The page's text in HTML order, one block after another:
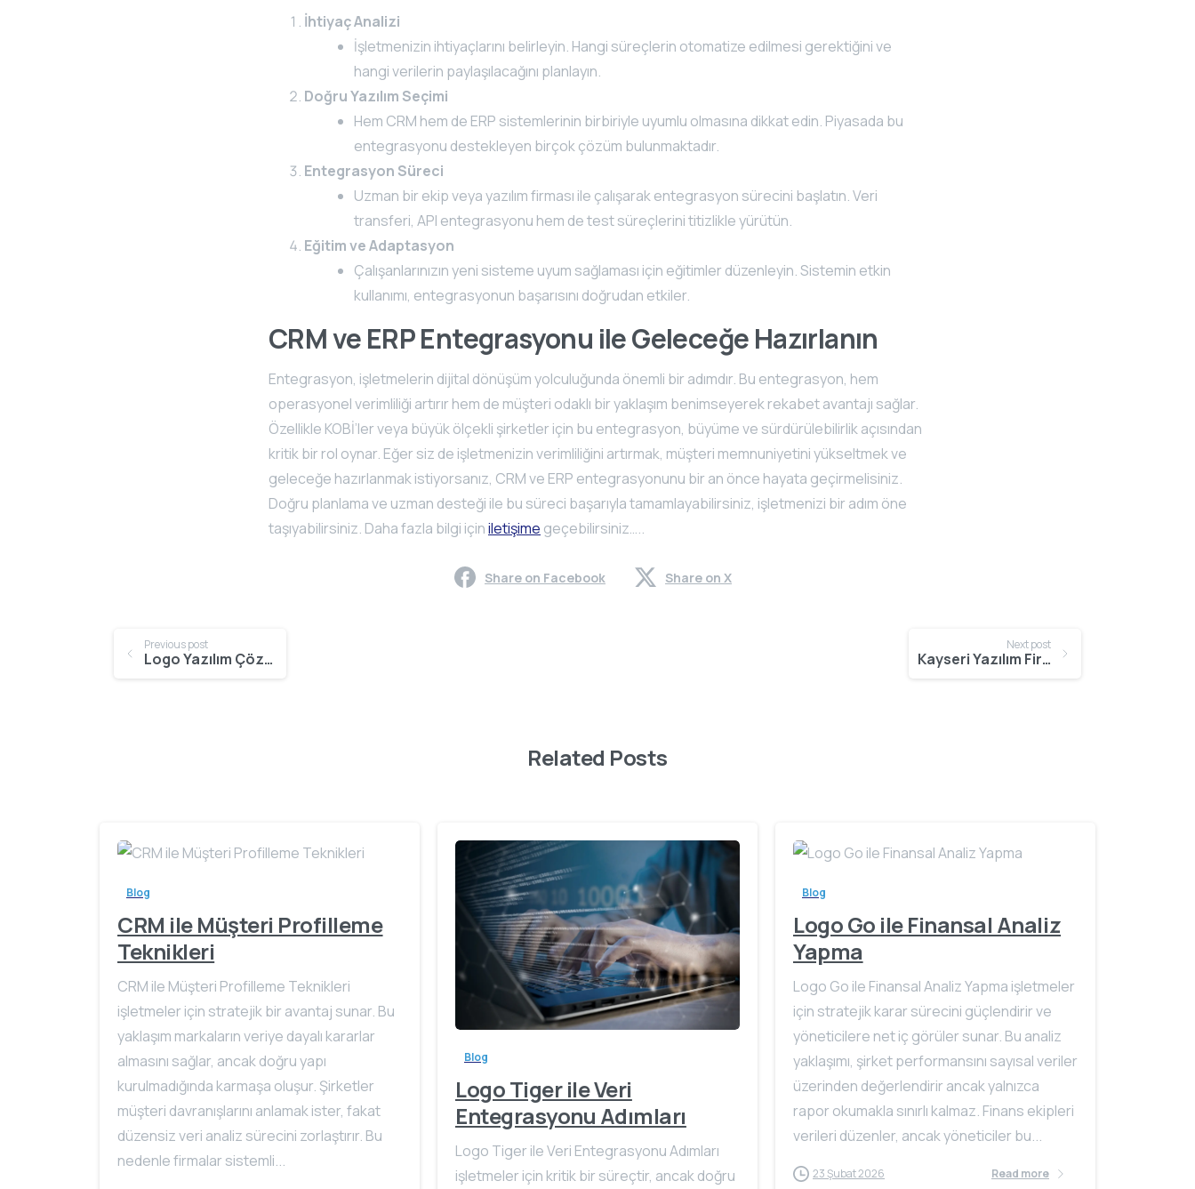
İhtiyaç Analizi
İşletmenizin ihtiyaçlarını belirleyin. Hangi süreçlerin otomatize edilmesi gerektiğini ve
hangi verilerin paylaşılacağını planlayın.
Doğru Yazılım Seçimi
Hem CRM hem de ERP sistemlerinin birbiriyle uyumlu olmasına dikkat edin. Piyasada bu
entegrasyonu destekleyen birçok çözüm bulunmaktadır.
Entegrasyon Süreci
Uzman bir ekip veya yazılım firması ile çalışarak entegrasyon sürecini başlatın. Veri
transferi, API entegrasyonu hem de test süreçlerini titizlikle yürütün.
Eğitim ve Adaptasyon
Çalışanlarınızın yeni sisteme uyum sağlaması için eğitimler düzenleyin. Sistemin etkin
kullanımı, entegrasyonun başarısını doğrudan etkiler.
CRM ve ERP Entegrasyonu ile Geleceğe Hazırlanın
Entegrasyon, işletmelerin dijital dönüşüm yolculuğunda önemli bir adımdır. Bu entegrasyon, hem
operasyonel verimliliği artırır hem de müşteri odaklı bir yaklaşım benimseyerek rekabet avantajı sağlar.
Özellikle KOBİ’ler veya büyük ölçekli şirketler için bu entegrasyon, büyüme ve sürdürülebilirlik açısından
kritik bir rol oynar. Eğer siz de işletmenizin verimliliğini artırmak, müşteri memnuniyetini yükseltmek ve
geleceğe hazırlanmak istiyorsanız, CRM ve ERP entegrasyonunu bir an önce hayata geçirmelisiniz.
Doğru planlama ve uzman desteği ile bu süreci başarıyla tamamlayabilirsiniz, işletmenizi bir adım öne
taşıyabilirsiniz. Daha fazla bilgi içiniletişime geçebilirsiniz…..
Share on Facebook Share on X
Continue
Previous post
Logo Yazılım Çözümleri ile İş Süreçlerinin Dönüşümü
Next post
Kayseri Yazılım Firmalarının Sağladığı İnovatif Çözümler
Related Posts
Blog
CRM ile Müşteri Profilleme
Teknikleri
CRM ile Müşteri Profilleme Teknikleri
işletmeler için stratejik bir avantaj sunar. Bu
yaklaşım markaların veriye dayalı kararlar
almasını sağlar, ancak doğru yapı
kurulmadığında karmaşa oluşur. Şirketler
müşteri davranışlarını anlamak ister, fakat
düzensiz veri analiz sürecini zorlaştırır. Bu
nedenle firmalar sistemli...
Blog
Logo Tiger ile Veri
Entegrasyonu Adımları
Logo Tiger ile Veri Entegrasyonu Adımları
işletmeler için kritik bir süreçtir, ancak doğru
Blog
Logo Go ile Finansal Analiz
Yapma
Logo Go ile Finansal Analiz Yapma işletmeler
için stratejik karar sürecini güçlendirir ve
yöneticilere net iç görüler sunar. Bu analiz
yaklaşımı, şirket performansını sayısal veriler
üzerinden değerlendirir ancak yalnızca
rapor okumakla sınırlı kalmaz. Finans ekipleri
verileri düzenler, ancak yöneticiler bu...
23 Şubat 2026 Read more